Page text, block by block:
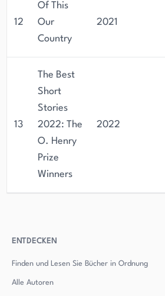
12
Of This
Our
Country
2021
13
The Best
Short
Stories
2022: The
O. Henry
Prize
Winners
2022
ENTDECKEN
Finden und Lesen Sie Bücher in Ordnung
Alle Autoren